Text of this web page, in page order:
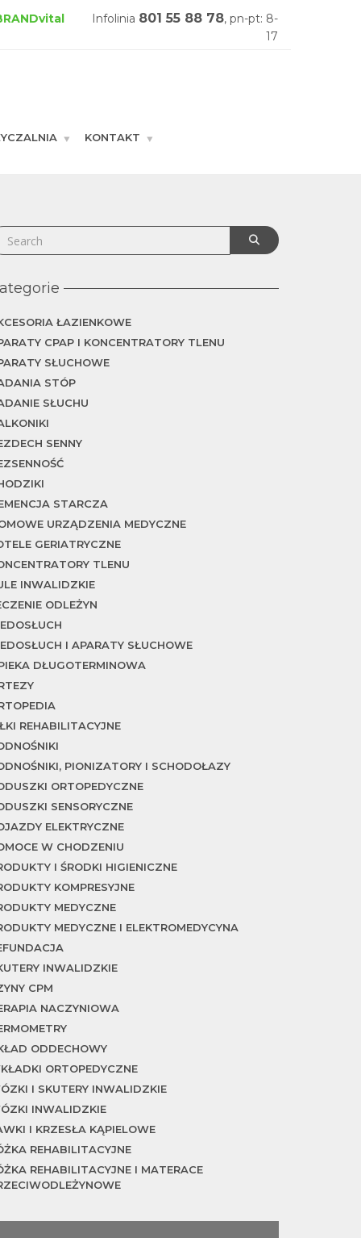
Infolinia 801 55 88 78, pn-pt: 8-
17
KONTAKT
ŁAZIENKOWE
CPAP I KONCENTRATORY TLENU
SŁUCHOWE
STÓP
SŁUCHU
SENNY
STARCZA
URZĄDZENIA MEDYCZNE
GERIATRYCZNE
TLENU
INWALIDZKIE
ODLEŻYN
I APARATY SŁUCHOWE
DŁUGOTERMINOWA
REHABILITACYJNE
PIONIZATORY I SCHODOŁAZY
ORTOPEDYCZNE
SENSORYCZNE
ELEKTRYCZNE
W CHODZENIU
I ŚRODKI HIGIENICZNE
KOMPRESYJNE
MEDYCZNE
MEDYCZNE I ELEKTROMEDYCYNA
INWALIDZKIE
CPM
NACZYNIOWA
ODDECHOWY
ORTOPEDYCZNE
I SKUTERY INWALIDZKIE
INWALIDZKIE
I KRZESŁA KĄPIELOWE
REHABILITACYJNE
REHABILITACYJNE I MATERACE